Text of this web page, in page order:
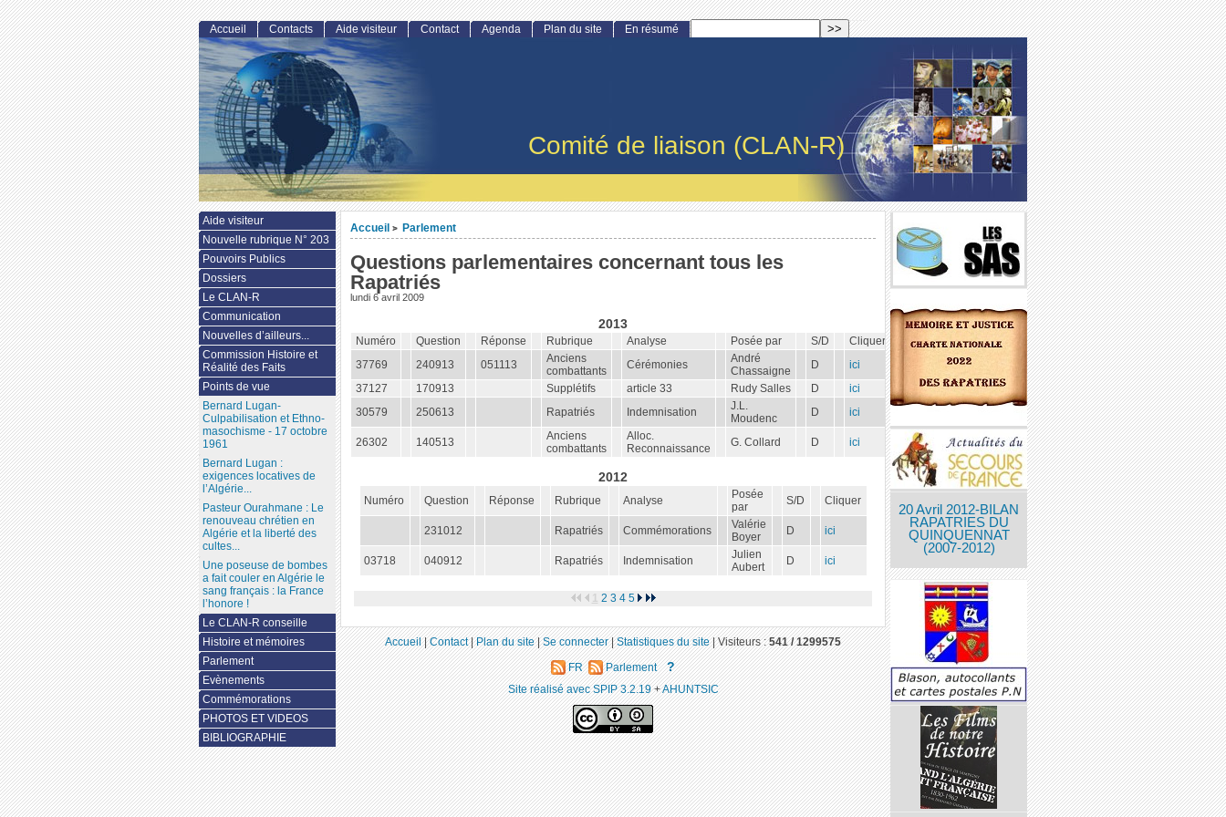
Comité de liaison (CLAN-R)
Accueil > Parlement
Questions parlementaires concernant tous les
Rapatriés
lundi 6 avril 2009
2013
Numéro Question Réponse Rubrique Analyse Posée par S/D
Cliquer
37769
240913 051113
Anciens
combattants
Cérémonies
André
Chassaigne
D
ici
37127
170913 Supplétifs article 33 Rudy Salles D
ici
30579
250613 Rapatriés Indemnisation
J.L.
Moudenc
D ici
26302 140513
Anciens
combattants
Alloc.
Reconnaissance
G. Collard D ici
2012
Numéro Question Réponse Rubrique Analyse
Posée
par
S/D Cliquer
231012 Rapatriés Commémorations
Valérie
Boyer
D ici
03718 040912 Rapatriés Indemnisation
Julien
Aubert
D ici
1 2 3 4 5
20 Avril 2012-BILAN
RAPATRIES DU
QUINQUENNAT
(2007-2012)
Accueil Contacts Aide visiteur Contact Agenda Plan du site En résumé
Aide visiteur
Nouvelle rubrique N° 203
Pouvoirs Publics
Dossiers
Le CLAN-R
Communication
Nouvelles d’ailleurs...
Commission Histoire et
Réalité des Faits
Points de vue
Bernard Lugan-
Culpabilisation et Ethno-
masochisme - 17 octobre
1961
Bernard Lugan :
exigences locatives de
l’Algérie...
Pasteur Ourahmane : Le
renouveau chrétien en
Algérie et la liberté des
cultes...
Une poseuse de bombes
a fait couler en Algérie le
sang français : la France
l’honore !
Le CLAN-R conseille
Histoire et mémoires
Parlement
Evènements
Commémorations
PHOTOS ET VIDEOS
BIBLIOGRAPHIE
Accueil|Contact|Plan du site|Se connecter|Statistiques du site|Visiteurs :541 / 1299575
FR Parlement ?
Site réalisé avec SPIP 3.2.19+AHUNTSIC